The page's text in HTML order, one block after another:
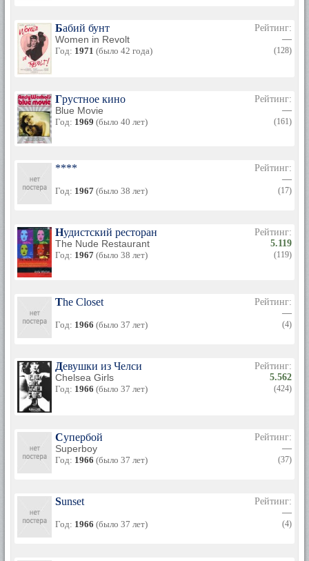
Бабий бунт
Women in Revolt
Год: 1971 (было 42 года)
Рейтинг:
—
(128)
Грустное кино
Blue Movie
Год: 1969 (было 40 лет)
Рейтинг:
—
(161)
****
Год: 1967 (было 38 лет)
Рейтинг:
—
(17)
Нудистский ресторан
The Nude Restaurant
Год: 1967 (было 38 лет)
Рейтинг:
5.119
(119)
The Closet
Год: 1966 (было 37 лет)
Рейтинг:
—
(4)
Девушки из Челси
Chelsea Girls
Год: 1966 (было 37 лет)
Рейтинг:
5.562
(424)
Супербой
Superboy
Год: 1966 (было 37 лет)
Рейтинг:
—
(37)
Sunset
Год: 1966 (было 37 лет)
Рейтинг:
—
(4)